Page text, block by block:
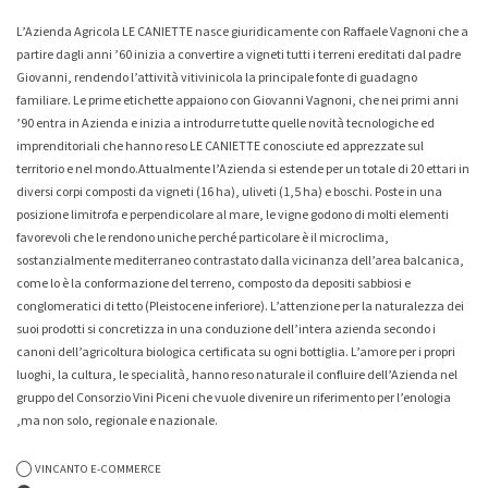
L’Azienda Agricola LE CANIETTE nasce giuridicamente con Raffaele Vagnoni che a
partire dagli anni ’60 inizia a convertire a vigneti tutti i terreni ereditati dal padre
Giovanni, rendendo l’attività vitivinicola la principale fonte di guadagno
familiare. Le prime etichette appaiono con Giovanni Vagnoni, che nei primi anni
’90 entra in Azienda e inizia a introdurre tutte quelle novità tecnologiche ed
imprenditoriali che hanno reso LE CANIETTE conosciute ed apprezzate sul
territorio e nel mondo.Attualmente l’Azienda si estende per un totale di 20 ettari in
diversi corpi composti da vigneti (16 ha), uliveti (1,5 ha) e boschi. Poste in una
posizione limitrofa e perpendicolare al mare, le vigne godono di molti elementi
favorevoli che le rendono uniche perché particolare è il microclima,
sostanzialmente mediterraneo contrastato dalla vicinanza dell’area balcanica,
come lo è la conformazione del terreno, composto da depositi sabbiosi e
conglomeratici di tetto (Pleistocene inferiore). L’attenzione per la naturalezza dei
suoi prodotti si concretizza in una conduzione dell’intera azienda secondo i
canoni dell’agricoltura biologica certificata su ogni bottiglia. L’amore per i propri
luoghi, la cultura, le specialità, hanno reso naturale il confluire dell’Azienda nel
gruppo del Consorzio Vini Piceni che vuole divenire un riferimento per l’enologia
,ma non solo, regionale e nazionale.
VINCANTO E-COMMERCE
-7%
Collio Malvasia Korsic 2023
16,20 € 15,00 €
-7%
Collio Ribolla Gialla Korsic
2022
16,20 € 15,00 €
Whisky & Whiskey